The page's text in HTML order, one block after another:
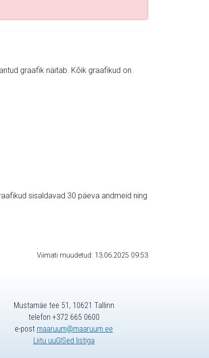
graafik näitab. Kõik graafikud on
sisaldavad 30 päeva andmeid ning
Viimati muudetud: 13.06.2025 09:53
Mustamäe tee 51, 10621 Tallinn
telefon +372 665 0600
e-post maaruum@maaruum.ee
Liitu uuGISed listiga